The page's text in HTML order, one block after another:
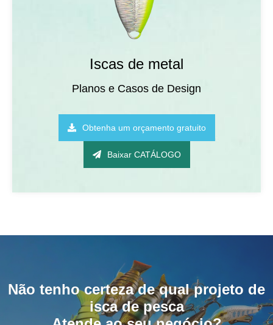
Iscas de metal
Planos e Casos de Design
Obtenha um orçamento gratuito
Baixar CATÁLOGO
Não tenho certeza de qual projeto de
isca de pesca